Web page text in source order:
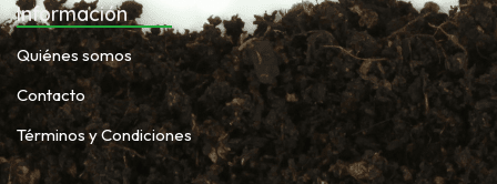
Información
Quiénes somos
Contacto
Términos y Condiciones